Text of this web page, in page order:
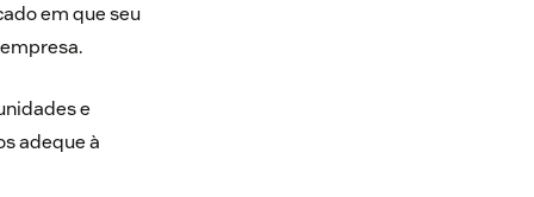
em que seu
e
adeque à